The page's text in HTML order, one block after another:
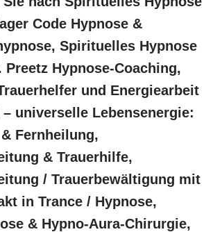
Code Hypnose &
Spirituelles Hypnose
Preetz Hypnose-Coaching,
und Energiearbeit
universelle Lebensenergie:
Fernheilung,
& Trauerhilfe,
/ Trauerbewältigung mit
in Trance / Hypnose,
& Hypno-Aura-Chirurgie,